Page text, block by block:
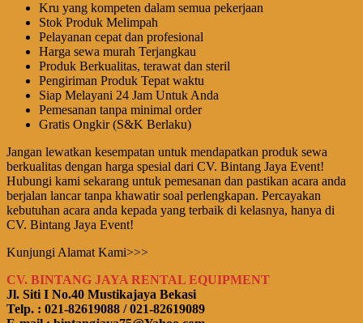
Kru yang kompeten dalam semua pekerjaan
Stok Produk Melimpah
Pelayanan cepat dan profesional
Harga sewa murah Terjangkau
Produk Berkualitas, terawat dan steril
Pengiriman Produk Tepat waktu
Siap Melayani 24 Jam Untuk Anda
Pemesanan tanpa minimal order
Gratis Ongkir (S&K Berlaku)
Jangan lewatkan kesempatan untuk mendapatkan produk sewa
berkualitas dengan harga spesial dari CV. Bintang Jaya Event!
Hubungi kami sekarang untuk pemesanan dan pastikan acara anda
berjalan lancar tanpa khawatir soal perlengkapan. Percayakan
kebutuhan acara anda kepada yang terbaik di kelasnya, hanya di
CV. Bintang Jaya Event!
Kunjungi Alamat Kami>>>
CV. BINTANG JAYA RENTAL EQUIPMENT
Jl. Siti I No.40 Mustikajaya Bekasi
Telp. : 021-82619088 / 021-82619089